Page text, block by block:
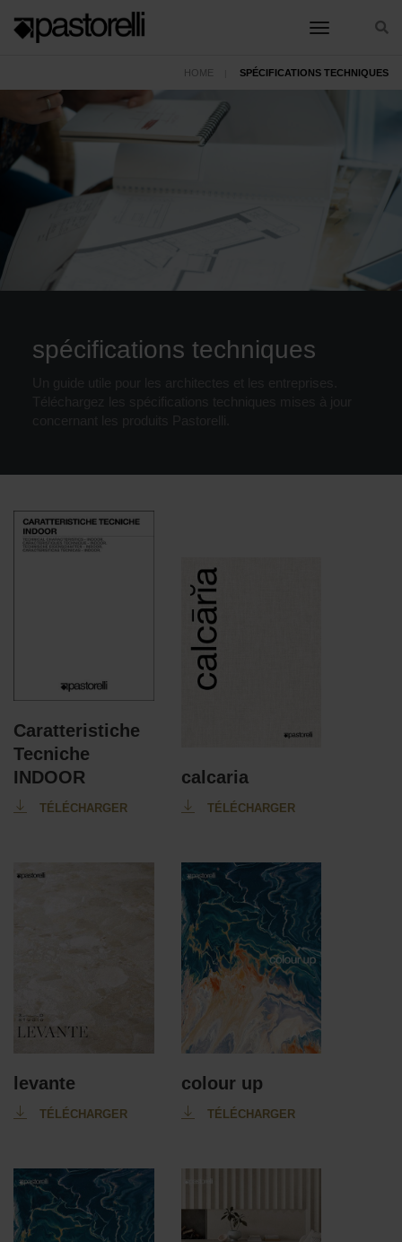
toggle
HOME SPÉCIFICATIONS TECHNIQUES
spécifications techniques
Caratteristiche
Tecniche
INDOOR
TÉLÉCHARGER
calcaria
TÉLÉCHARGER
levante
TÉLÉCHARGER
colour up
TÉLÉCHARGER